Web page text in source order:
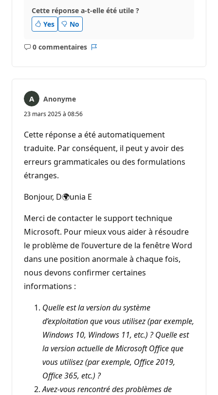
Cette réponse a-t-elle été utile ?
Yes
No
0 commentaires
Aucun
Anonyme
23 mars 2025 à 08:56
Cette réponse a été automatiquement
traduite. Par conséquent, il peut y avoir des
erreurs grammaticales ou des formulations
étranges.
Bonjour, D🌍unia E
Merci de contacter le support technique
Microsoft. Pour mieux vous aider à résoudre
le problème de l’ouverture de la fenêtre Word
dans une position anormale à chaque fois,
nous devons confirmer certaines
informations :
Quelle est la version du système
d’exploitation que vous utilisez (par exemple,
Windows 10, Windows 11, etc.) ? Quelle est
la version actuelle de Microsoft Office que
vous utilisez (par exemple, Office 2019,
Office 365, etc.) ?
Avez-vous rencontré des problèmes de